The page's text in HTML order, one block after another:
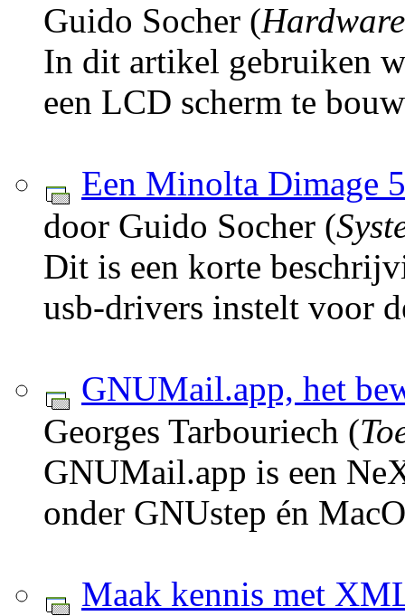
Guido Socher (Hardware
In dit artikel gebruiken
een LCD scherm te
Een Minolta Dimage
door Guido Socher (
Dit is een korte
usb-drivers instelt voor
GNUMail.app, het
Georges Tarbouriech (
GNUMail.app is een
onder GNUstep én
Maak kennis met